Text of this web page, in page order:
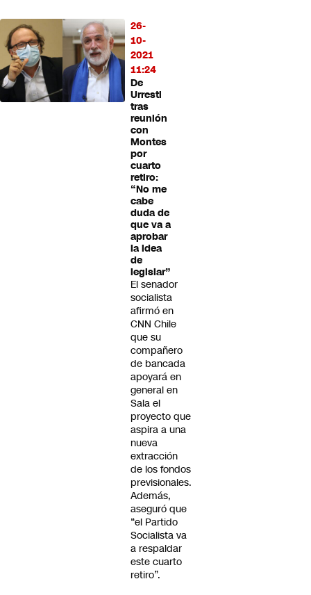
26-
10-
2021
11:24
De
Urresti
tras
reunión
con
Montes
por
cuarto
retiro:
“No me
cabe
duda de
que va a
aprobar
la idea
de
legislar”
El senador
socialista
afirmó en
CNN Chile
que su
compañero
de bancada
apoyará en
general en
Sala el
proyecto que
aspira a una
nueva
extracción
de los fondos
previsionales.
Además,
aseguró que
“el Partido
Socialista va
a respaldar
este cuarto
retiro”.